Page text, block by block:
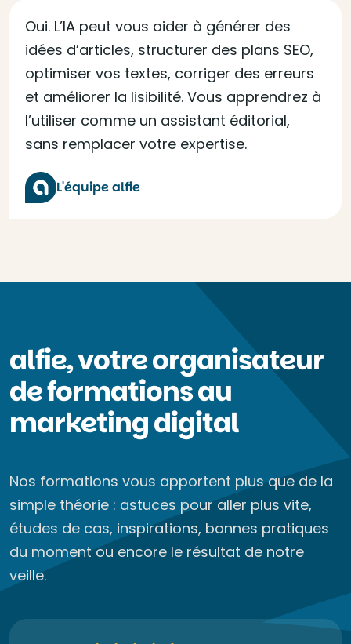
Oui. L’IA peut vous aider à générer des
idées d’articles, structurer des plans SEO,
optimiser vos textes, corriger des erreurs
et améliorer la lisibilité. Vous apprendrez à
l’utiliser comme un assistant éditorial,
sans remplacer votre expertise.
L'équipe alfie
alfie, votre organisateur
de formations au
marketing digital
Nos formations vous apportent plus que de la
simple théorie : astuces pour aller plus vite,
études de cas, inspirations, bonnes pratiques
du moment ou encore le résultat de notre
veille.